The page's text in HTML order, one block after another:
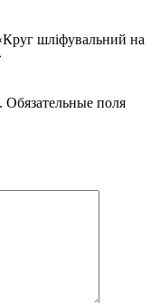
шліфувальний на
Обязательные поля